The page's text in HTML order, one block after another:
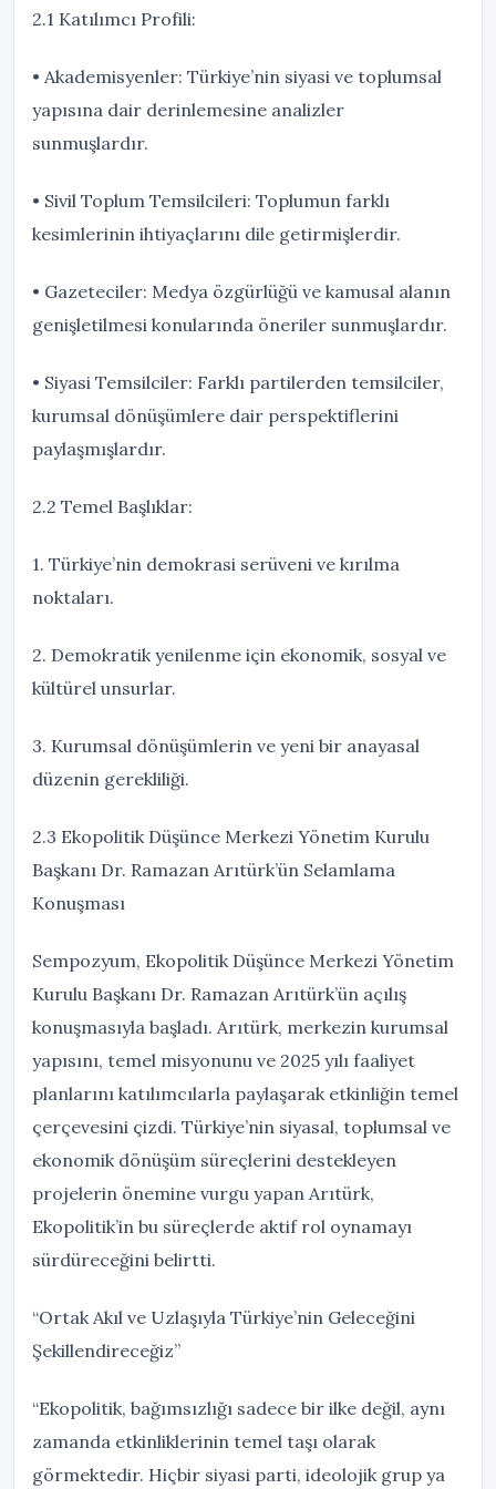
2.1 Katılımcı Profili:
• Akademisyenler: Türkiye’nin siyasi ve toplumsal
yapısına dair derinlemesine analizler
sunmuşlardır.
• Sivil Toplum Temsilcileri: Toplumun farklı
kesimlerinin ihtiyaçlarını dile getirmişlerdir.
• Gazeteciler: Medya özgürlüğü ve kamusal alanın
genişletilmesi konularında öneriler sunmuşlardır.
• Siyasi Temsilciler: Farklı partilerden temsilciler,
kurumsal dönüşümlere dair perspektiflerini
paylaşmışlardır.
2.2 Temel Başlıklar:
1. Türkiye’nin demokrasi serüveni ve kırılma
noktaları.
2. Demokratik yenilenme için ekonomik, sosyal ve
kültürel unsurlar.
3. Kurumsal dönüşümlerin ve yeni bir anayasal
düzenin gerekliliği.
2.3 Ekopolitik Düşünce Merkezi Yönetim Kurulu
Başkanı Dr. Ramazan Arıtürk’ün Selamlama
Konuşması
Sempozyum, Ekopolitik Düşünce Merkezi Yönetim
Kurulu Başkanı Dr. Ramazan Arıtürk’ün açılış
konuşmasıyla başladı. Arıtürk, merkezin kurumsal
yapısını, temel misyonunu ve 2025 yılı faaliyet
planlarını katılımcılarla paylaşarak etkinliğin temel
çerçevesini çizdi. Türkiye’nin siyasal, toplumsal ve
ekonomik dönüşüm süreçlerini destekleyen
projelerin önemine vurgu yapan Arıtürk,
Ekopolitik’in bu süreçlerde aktif rol oynamayı
sürdüreceğini belirtti.
“Ortak Akıl ve Uzlaşıyla Türkiye’nin Geleceğini
Şekillendireceğiz”
“Ekopolitik, bağımsızlığı sadece bir ilke değil, aynı
zamanda etkinliklerinin temel taşı olarak
görmektedir. Hiçbir siyasi parti, ideolojik grup ya